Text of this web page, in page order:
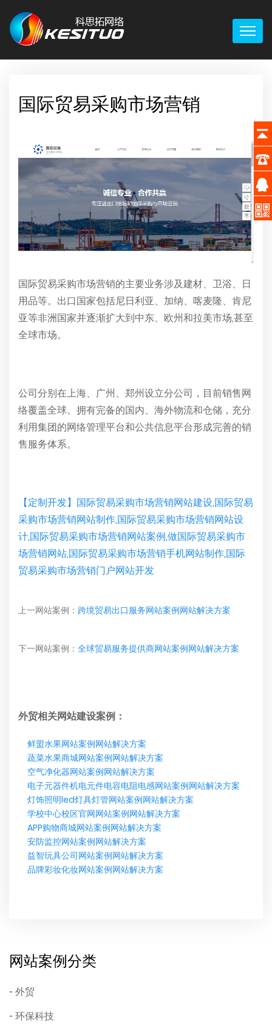
国际贸易采购市场营销
国际贸易采购市场营销的主要业务涉及建材、卫浴、日
用品等。出口国家包括尼日利亚、加纳、喀麦隆、肯尼
亚等非洲国家并逐渐扩大到中东、欧州和拉美市场,甚至
全球市场。
公司分别在上海、广州、郑州设立分公司，目前销售网
络覆盖全球。拥有完备的国内、海外物流和仓储，充分
利用集团的网络管理平台和公共信息平台形成完善的销
售服务体系。
【定制开发】国际贸易采购市场营销网站建设,国际贸易
采购市场营销网站制作,国际贸易采购市场营销网站设
计,国际贸易采购市场营销网站案例,做国际贸易采购市
场营销网站,国际贸易采购市场营销手机网站制作,国际
贸易采购市场营销门户网站开发
上一网站案例： 跨境贸易出口服务网站案例网站解决方案
下一网站案例： 全球贸易服务提供商网站案例网站解决方案
外贸相关网站建设案例：
鲜盟水果网站案例网站解决方案
蔬菜水果商城网站案例网站解决方案
空气净化器网站案例网站解决方案
电子元器件机电元件电容电阻电感网站案例网站解决方案
灯饰照明led灯具灯管网站案例网站解决方案
学校中心校区官网网站案例网站解决方案
APP购物商城网站案例网站解决方案
安防监控网站案例网站解决方案
益智玩具公司网站案例网站解决方案
品牌彩妆化妆网站案例网站解决方案
网站案例分类
外贸
环保科技